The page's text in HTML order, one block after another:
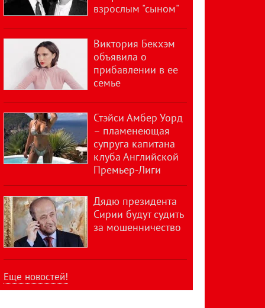
взрослым "сыном"
Виктория Бекхэм
объявила о
прибавлении в ее
семье
Стэйси Амбер Уорд
– пламенеющая
супруга капитана
клуба Английской
Премьер-Лиги
Дядю президента
Сирии будут судить
за мошенничество
Еще новостей!